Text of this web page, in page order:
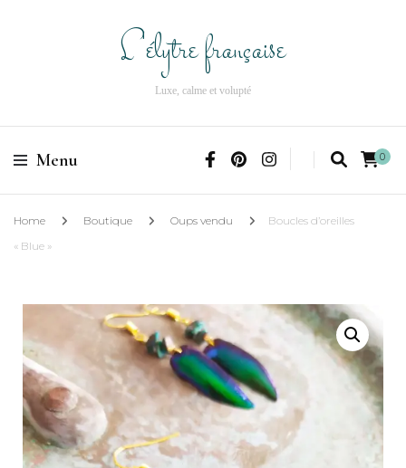
L'élytre française
Luxe, calme et volupté
Menu 0
Home Boutique Oups vendu
Boucles d’oreilles
« Blue »